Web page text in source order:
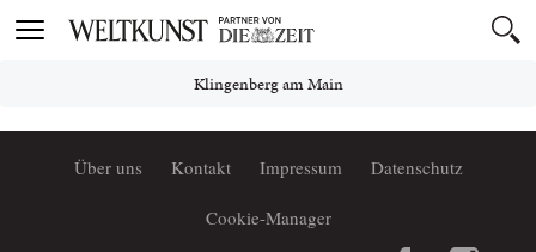
Toggle
Klingenberg am Main
Über uns Kontakt Impressum Datenschutz
Cookie-Manager